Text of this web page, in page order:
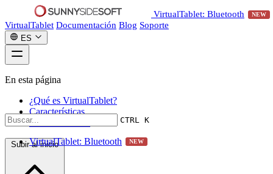
VirtualTablet: Bluetooth NEW
VirtualTablet Documentación Blog Soporte
ES
CTRL K
VirtualTablet: Bluetooth NEW
En esta página
¿Qué es VirtualTablet?
Características
Próximos Pasos
Subir al inicio